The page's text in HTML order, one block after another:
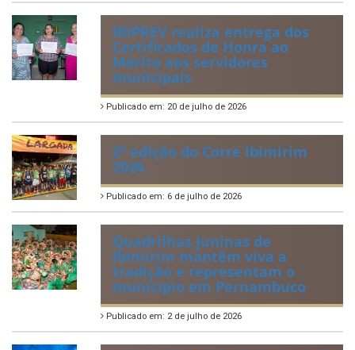
IBIPREV realiza entrega dos
Certificados de Honra ao
Mérito aos servidores
municipais
Publicado em: 20 de julho de 2026
2ª edição do Corre Ibimirim
2026
Publicado em: 6 de julho de 2026
Quadrilhas Juninas de
Ibimirim mantêm viva a
tradição e representam o
munícipio em Pernambuco
Publicado em: 2 de julho de 2026